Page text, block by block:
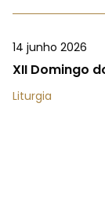
14 junho 2026
XII Domingo
Liturgia